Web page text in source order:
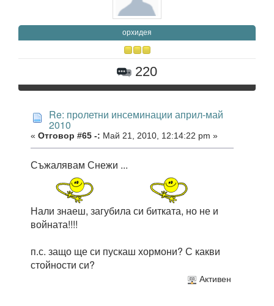
орхидея
220
Re: пролетни инсеминации април-май
2010
« Отговор #65 -: Май 21, 2010, 12:14:22 pm »
Съжалявам Снежи ...
Нали знаеш, загубила си битката, но не и
войната!!!!
п.с. защо ще си пускаш хормони? С какви
стойности си?
Активен